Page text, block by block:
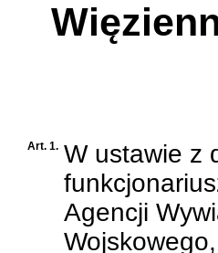
Art. 1. W ustawie z
Agencji